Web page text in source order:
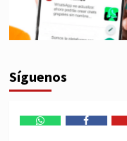
Síguenos